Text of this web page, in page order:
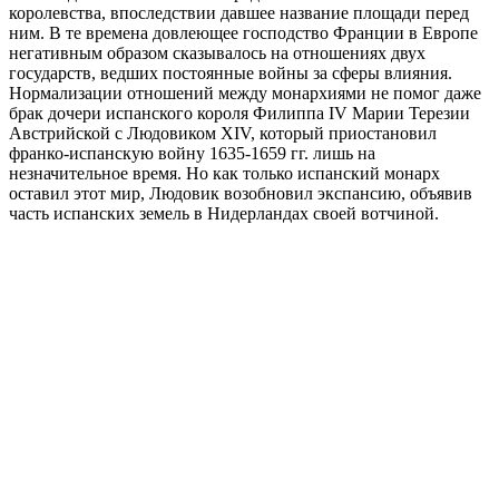
королевства, впоследствии давшее название площади перед
ним. В те времена довлеющее господство Франции в Европе
негативным образом сказывалось на отношениях двух
государств, ведших постоянные войны за сферы влияния.
Нормализации отношений между монархиями не помог даже
брак дочери испанского короля Филиппа IV Марии Терезии
Австрийской с Людовиком XIV, который приостановил
франко-испанскую войну 1635-1659 гг. лишь на
незначительное время. Но как только испанский монарх
оставил этот мир, Людовик возобновил экспансию, объявив
часть испанских земель в Нидерландах своей вотчиной.